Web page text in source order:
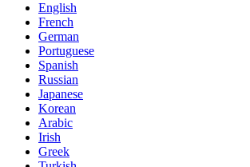
English
French
German
Portuguese
Spanish
Russian
Japanese
Korean
Arabic
Irish
Greek